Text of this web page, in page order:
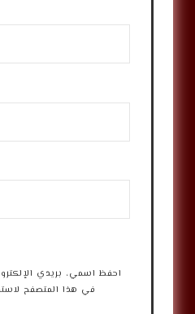
احفظ اسمي، بريدي
في هذا المتصفح